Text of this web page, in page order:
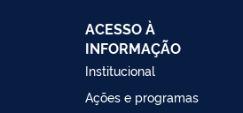
ACESSO À
INFORMAÇÃO
Institucional
Ações e programas